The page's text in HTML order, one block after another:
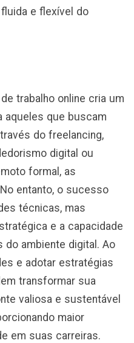
e flexível do
trabalho online cria um
aqueles que buscam
do freelancing,
digital ou
formal, as
entanto, o sucesso
técnicas, mas
e a capacidade
do ambiente digital. Ao
e adotar estratégias
transformar sua
valiosa e sustentável
maior
em suas carreiras.